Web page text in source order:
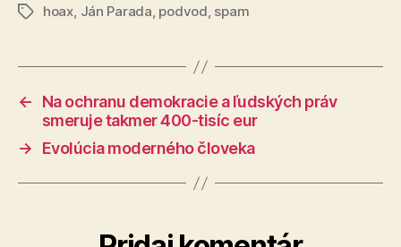
Značky
hoax, Ján Parada, podvod, spam
←
Na ochranu demokracie a ľudských práv
smeruje takmer 400-tisíc eur
→
Evolúcia moderného človeka